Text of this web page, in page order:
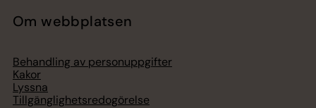
Om webbplatsen
Behandling av personuppgifter
Kakor
Lyssna
Tillgänglighetsredogörelse